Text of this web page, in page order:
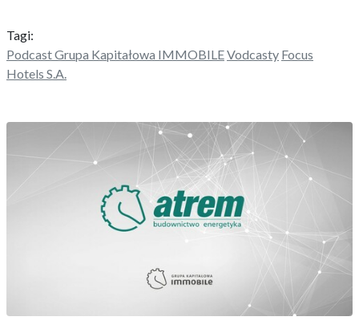
Tagi:
Podcast Grupa Kapitałowa IMMOBILEVodcasty Focus
Hotels S.A.